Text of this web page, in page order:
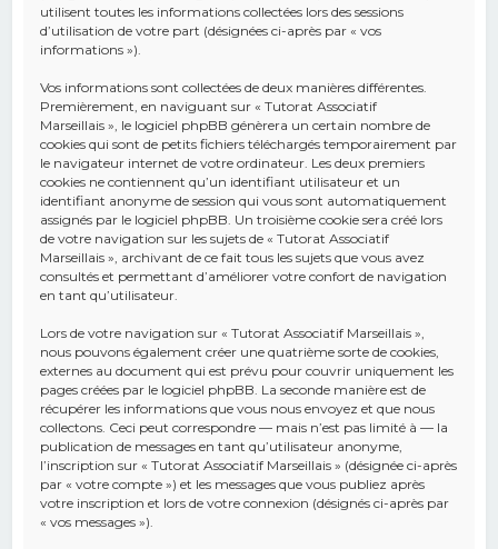
utilisent toutes les informations collectées lors des sessions
d’utilisation de votre part (désignées ci-après par « vos
informations »).
Vos informations sont collectées de deux manières différentes.
Premièrement, en naviguant sur « Tutorat Associatif
Marseillais », le logiciel phpBB génèrera un certain nombre de
cookies qui sont de petits fichiers téléchargés temporairement par
le navigateur internet de votre ordinateur. Les deux premiers
cookies ne contiennent qu’un identifiant utilisateur et un
identifiant anonyme de session qui vous sont automatiquement
assignés par le logiciel phpBB. Un troisième cookie sera créé lors
de votre navigation sur les sujets de « Tutorat Associatif
Marseillais », archivant de ce fait tous les sujets que vous avez
consultés et permettant d’améliorer votre confort de navigation
en tant qu’utilisateur.
Lors de votre navigation sur « Tutorat Associatif Marseillais »,
nous pouvons également créer une quatrième sorte de cookies,
externes au document qui est prévu pour couvrir uniquement les
pages créées par le logiciel phpBB. La seconde manière est de
récupérer les informations que vous nous envoyez et que nous
collectons. Ceci peut correspondre — mais n’est pas limité à — la
publication de messages en tant qu’utilisateur anonyme,
l’inscription sur « Tutorat Associatif Marseillais » (désignée ci-après
par « votre compte ») et les messages que vous publiez après
votre inscription et lors de votre connexion (désignés ci-après par
« vos messages »).